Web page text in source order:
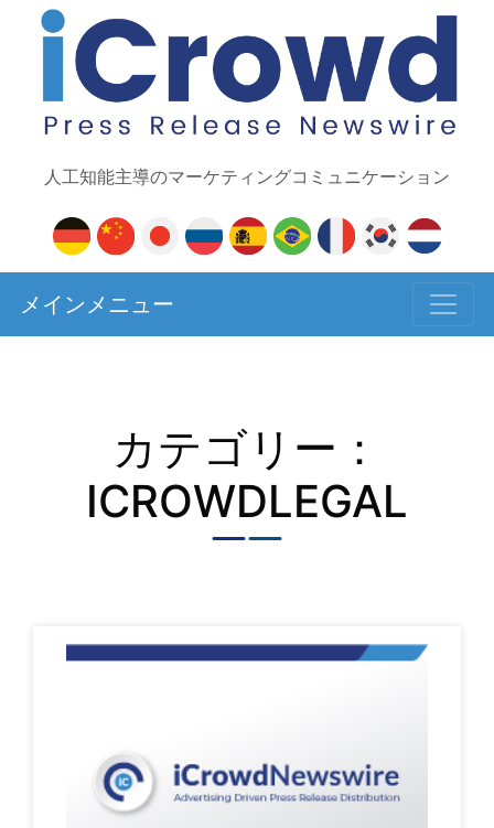
人工知能主導のマーケティングコミュニケーション
メインメニュー
カテゴリー：
ICROWDLEGAL